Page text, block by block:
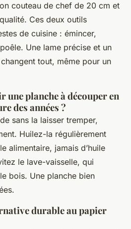
couteau de chef de 20 cm et
Ces deux outils
de cuisine : émincer,
Une lame précise et un
tout, même pour un
une planche à découper en
des années ?
sans la laisser tremper,
Huilez-la régulièrement
alimentaire, jamais d’huile
le lave-vaisselle, qui
bois. Une planche bien
durable au papier